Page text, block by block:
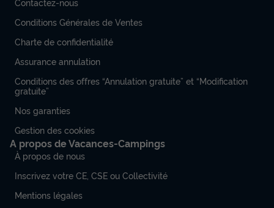
Conditions Générales de Ventes
Charte de confidentialité
Assurance annulation
Conditions des offres “Annulation gratuite” et “Modification
gratuite”
Nos garanties
Gestion des cookies
A propos de Vacances-Campings
À propos de nous
Inscrivez votre CE, CSE ou Collectivité
Mentions légales